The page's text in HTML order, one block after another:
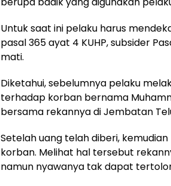
Untuk saat ini pelaku harus
pasal 365 ayat 4 KUHP, subsider
mati.
Diketahui, sebelumnya pelaku
terhadap korban bernama
bersama rekannya di Jembatan
Setelah uang telah diberi,
korban. Melihat hal tersebut
namun nyawanya tak dapat